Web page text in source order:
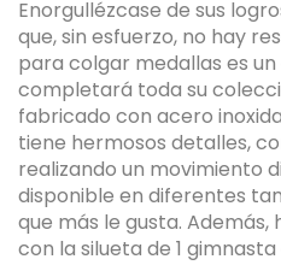
Enorgullézcase de sus
que, sin esfuerzo, no hay
para colgar medallas es
completará toda su
fabricado con acero
tiene hermosos detalles,
realizando un movimiento
disponible en diferentes
que más le gusta. Además,
con la silueta de 1 gimnasta